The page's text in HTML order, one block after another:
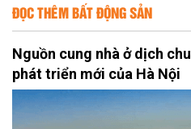
ĐỌC THÊM BẤT ĐỘNG SẢN
Nguồn cung nhà ở dịch
phát triển mới của Hà Nội